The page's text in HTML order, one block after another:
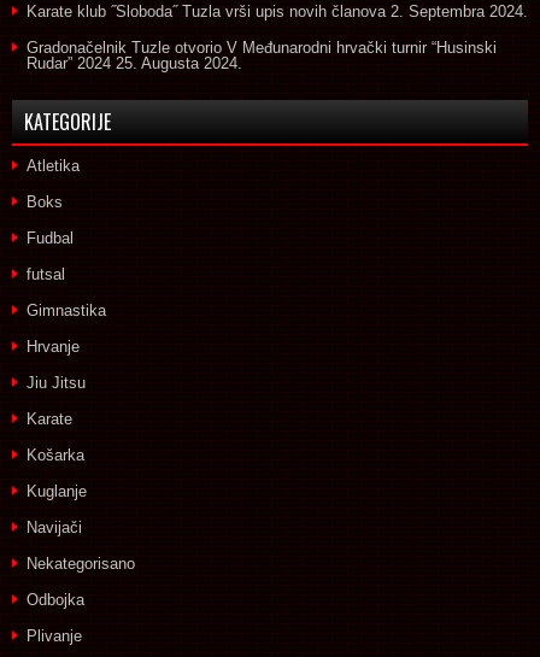
Karate klub ˝Sloboda˝ Tuzla vrši upis novih članova 2. Septembra 2024.
Gradonačelnik Tuzle otvorio V Međunarodni hrvački turnir “Husinski
Rudar” 2024 25. Augusta 2024.
KATEGORIJE
Atletika
Boks
Fudbal
futsal
Gimnastika
Hrvanje
Jiu Jitsu
Karate
Košarka
Kuglanje
Navijači
Nekategorisano
Odbojka
Plivanje